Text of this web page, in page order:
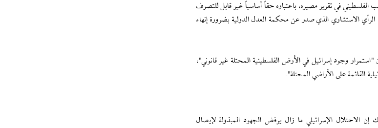
الفلسطيني في تقرير مصيره، باعتباره حقاً أساسياً غير قابل للتصرف
الاستشاري الذي صدر عن محكمة العدل الدولية بضرورة إنهاء
"استمرار وجود إسرائيل في الأرض الفلسطينية المحتلة غير قانوني"،
القائمة على الأراضي المحتلة".
الاحتلال الإسرائيلي ما زال يرفض الجهود المبذولة لإيصال